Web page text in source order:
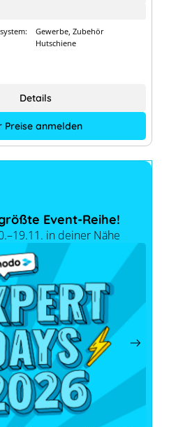
Gewerbe, Zubehör
Hutschiene
Preise anmelden
Details
Event-Reihe!
in deiner Nähe